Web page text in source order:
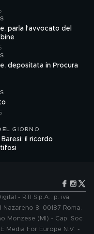
parla l'avvocato del
depositata in Procura
GIORNO
il ricordo
- RTI S.p.A.: p. iva
8, 00187 Roma.
Monzese (MI) - Cap. Soc.
Media For Europe N.V. -